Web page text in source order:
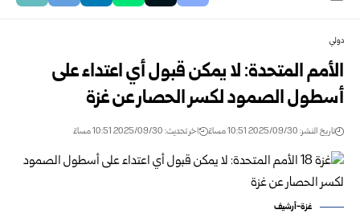
دولي
الأمم المتحدة: لا يمكن قبول أي اعتداء على
أسطول الصمود لكسر الحصار عن غزة
تاريخ النشر: 2025/09/30 10:51 مساءً اخر تحديث: 2025/09/30 10:51 مساءً
غزة-أرشيف